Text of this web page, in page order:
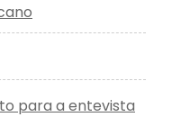
para a entevista